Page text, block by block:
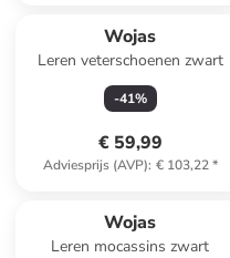
Wojas
Leren veterschoenen zwart
-41%
€ 59,99
Adviesprijs (AVP): € 103,22*
Wojas
Leren mocassins zwart